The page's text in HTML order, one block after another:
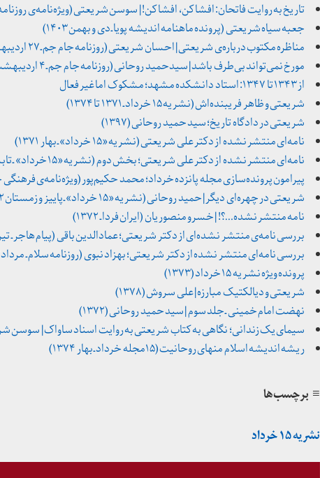
تاریخ به روایت فاتحان: افشا کن، افشا کن! | سوسن شریعتی (ویژه‌نامه‌ی روزنامه شرق ـ ۸
جعبه سیاه شریعتی (پرونده ماهنامه اندیشه پویا ـ دی و بهمن ۱۴۰۳)
مناظره مکتوب درباره‌ی شریعتی | احسان شریعتی (روزنامه جام جم ـ ۲۷ اردیبهشت ۱۳۹۰)
مورخ نمی‌تواند بی‌طرف باشد | سیدحمید روحانی (روزنامه جام جم ـ ۴ اردیبهشت ۱۳۹۰)
از ۱۳۴۳ تا ۱۳۴۷: استاد دانشکده مشهد؛ مشکوک اما غیر فعال
شریعتی و ظاهر فریبنده‌اش (نشریه ۱۵ خرداد ـ ۱۳۷۱ تا ۱۳۷۴)
شریعتی در دادگاه تاریخ؛ سید حمید روحانی (۱۳۹۷)
نامه‌ای منتشر نشده از دکتر علی شریعتی (نشریه «۱۵ خرداد» ـ بهار ۱۳۷۱)
نامه‌ای منتشر نشده از دکتر علی شریعتی؛ بخش دوم (نشریه «۱۵ خرداد» ـ تابستان و پاییز ۱۳۷۱)
پیرامون پرونده‌سازی مجله پانزده خرداد؛ محمد حکیم‌پور (ویژه‌نامه‌ی فرهنگی جهان
شریعتی در چهره‌ای دیگر | حمید روحانی (نشریه «۱۵ خرداد» ـ پاییز و زمستان ۱۳۷۲)
نامه منتشر نشده…؟! | خسرو منصوریان (ایران فردا ـ ۱۳۷۲)
بررسی نامه‌ی منتشر نشده‌ای از دکتر شریعتی؛ عمادالدین باقی (پیام هاجر ـ تیر
بررسی نامه‌ای منتشر نشده از دکتر شریعتی؛ بهزاد نبوی (روزنامه سلام ـ مرداد ۱۳۷۲)
پرونده ویژه نشریه ۱۵ خرداد (۱۳۷۳)
شریعتی و دیالکتیک مبارزه | علی سروش (۱۳۷۸)
نهضت امام خمینی ـ جلد سوم | سید حمید روحانی (۱۳۷۲)
سیمای یک زندانی؛ نگاهی به کتاب شریعتی به روایت اسناد ساواک | سوسن
ریشه اندیشه اسلام منهای روحانیت (۱۵مجله خرداد ـ بهار ۱۳۷۴)
≡ برچسب‌ها
نشریه ۱۵ خرداد